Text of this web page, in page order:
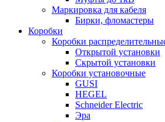
Маркировка для кабеля
Бирки, фломастеры
Коробки
Коробки
Открытой установки
Скрытой установки
Коробки установочные
GUSI
HEGEL
Schneider Electric
Эра